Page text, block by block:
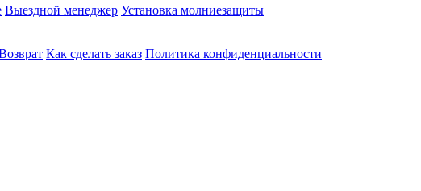
Выездной менеджер Установка молниезащиты
Как сделать заказ Политика конфиденциальности